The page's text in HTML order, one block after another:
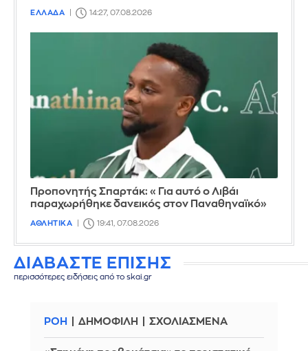
ΕΛΛΑΔΑ 14:27, 07.08.2026
Προπονητής Σπαρτάκ: «Για αυτό ο Λιβάι
παραχωρήθηκε δανεικός στον Παναθηναϊκό»
ΑΘΛΗΤΙΚΑ 19:41, 07.08.2026
ΔΙΑΒΑΣΤΕ ΕΠΙΣΗΣ
περισσότερες ειδήσεις από το skai.gr
ΡΟΗ ΔΗΜΟΦΙΛΗ ΣΧΟΛΙΑΣΜΕΝΑ